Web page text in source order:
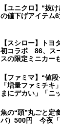
【ユニクロ】“抜
の値下げアイテム
【スシロー】ト
初コラボ 86、ス
スの限定ミニカー
【ファミマ】“値
「増量ファミチキ
まにデカい」「ニ
魚の“頭”丸ごと定
バ）500円 今夜「